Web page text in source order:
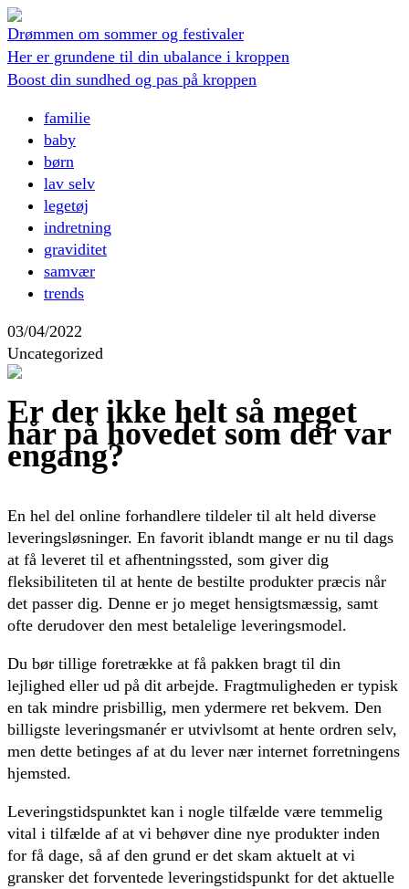
Drømmen om sommer og festivaler
Her er grundene til din ubalance i kroppen
Boost din sundhed og pas på kroppen
familie
baby
børn
lav selv
legetøj
indretning
graviditet
samvær
trends
03/04/2022
Uncategorized
Er der ikke helt så meget
hår på hovedet som der var
engang?
En hel del online forhandlere tildeler til alt held diverse
leveringsløsninger. En favorit iblandt mange er nu til dags
at få leveret til et afhentningssted, som giver dig
fleksibiliteten til at hente de bestilte produkter præcis når
det passer dig. Denne er jo meget hensigtsmæssig, samt
ofte derudover den mest betalelige leveringsmodel.
Du bør tillige foretrække at få pakken bragt til din
lejlighed eller ud på dit arbejde. Fragtmuligheden er typisk
en tak mindre prisbillig, men ydermere ret bekvem. Den
billigste leveringsmanér er utvivlsomt at hente ordren selv,
men dette betinges af at du lever nær internet forretningens
hjemsted.
Leveringstidspunktet kan i nogle tilfælde være temmelig
vital i tilfælde af at vi behøver dine nye produkter inden
for få dage, så af den grund er det skam aktuelt at vi
gransker det forventede leveringstidspunkt for det aktuelle